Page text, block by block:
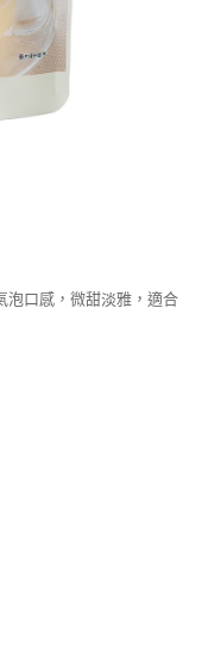
泡口感，微甜淡雅，適合